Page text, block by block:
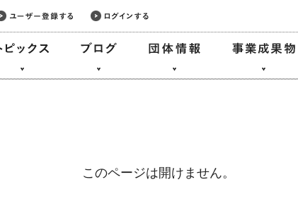
このページは開けません。